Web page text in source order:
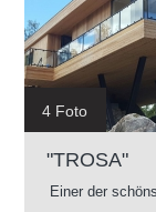
4 Foto
"TROSA"
Einer der